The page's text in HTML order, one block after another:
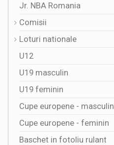
Jr. NBA Romania
Comisii
Loturi nationale
U12
U19 masculin
U19 feminin
Cupe europene - masculin
Cupe europene - feminin
Baschet in fotoliu rulant